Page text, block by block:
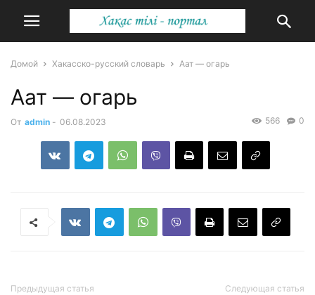
Домой Хакасско-русский словарь Аат — огарь
Аат — огарь
От admin - 06.08.2023 0
566
Предыдущая статья Следующая статья